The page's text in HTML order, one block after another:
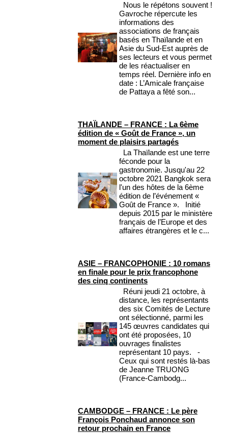
Nous le répétons souvent !
Gavroche répercute les
informations des
associations de français
basés en Thaïlande et en
Asie du Sud-Est auprès de
ses lecteurs et vous permet
de les réactualiser en
temps réel. Dernière info en
date : L’Amicale française
de Pattaya a fêté son...
THAÏLANDE – FRANCE : La 6ème
édition de « Goût de France », un
moment de plaisirs partagés
La Thaïlande est une terre
féconde pour la
gastronomie. Jusqu'au 22
octobre 2021 Bangkok sera
l'un des hôtes de la 6ème
édition de l’événement «
Goût de France ». Initié
depuis 2015 par le ministère
français de l’Europe et des
affaires étrangères et le c...
ASIE – FRANCOPHONIE : 10 romans
en finale pour le prix francophone
des cinq continents
Réuni jeudi 21 octobre, à
distance, les représentants
des six Comités de Lecture
ont sélectionné, parmi les
145 œuvres candidates qui
ont été proposées, 10
ouvrages finalistes
représentant 10 pays. -
Ceux qui sont restés là-bas
de Jeanne TRUONG
(France-Cambodg...
CAMBODGE – FRANCE : Le père
François Ponchaud annonce son
retour prochain en France